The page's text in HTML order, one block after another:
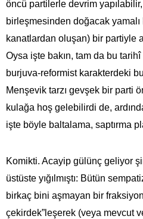
öncü partilerle devrim
birleşmesinden doğacak yamalı
kanatlardan oluşan) bir partiyle
Oysa işte bakın, tam da bu
burjuva-reformist karakterdeki
Menşevik tarzı gevşek bir parti
kulağa hoş gelebilirdi de,
işte böyle baltalama, saptırma
Komikti. Acayip gülünç geliyor
üstüste yığılmıştı: Bütün
birkaç bini aşmayan bir
çekirdek”leşerek (veya mevcut